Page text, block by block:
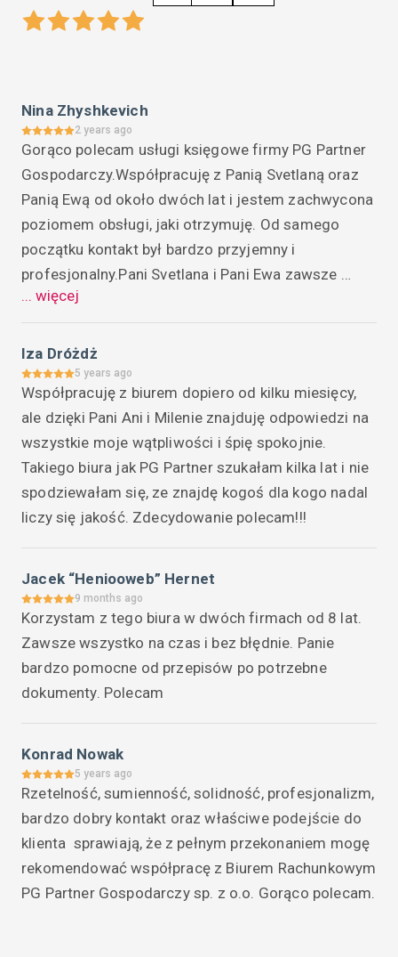
Nina Zhyshkevich
2 years ago
Gorąco polecam usługi księgowe firmy PG Partner
Gospodarczy.Współpracuję z Panią Svetlaną oraz
Panią Ewą od około dwóch lat i jestem zachwycona
poziomem obsługi, jaki otrzymuję. Od samego
początku kontakt był bardzo przyjemny i
profesjonalny.Pani Svetlana i Pani Ewa zawsze
dotrzymują terminów i rzetelnie wykonują swoje
sprawie i zawsze otrzymuję wyczerpujące
odpowiedzi na wszystkie nurtujące mnie
pytania.Cenię sobie również ich kompetencję i
wiedzę merytoryczną. Czuję się bezpiecznie,
wiedząc, że moje finanse są w dobrych
rękach.Oprócz profesjonalizmu, Pani są również
bardzo miłe i uprzejme. Współpraca z nimi to
czysta przyjemność!Doceniam ich cierpliwość i
kwestii księgowych. Zawsze potrafią wyjaśnić
wszystko w prosty i zrozumiały sposób, co jest dla
mnie niezwykle ważne.Jeśli szukasz rzetelnej i
kompetentnej firmy księgowej, z czystym
sumieniem mogę polecić PG Partner Gospodarczy.
Jestem przekonana, że nie zawiodą się
komunikacjaKonkurencyjne cenyMożliwość
korzystania z usług online
... więcej
Iza Dróżdż
5 years ago
Współpracuję z biurem dopiero od kilku miesięcy,
ale dzięki Pani Ani i Milenie znajduję odpowiedzi na
wszystkie moje wątpliwości i śpię spokojnie.
Takiego biura jak PG Partner szukałam kilka lat i nie
spodziewałam się, ze znajdę kogoś dla kogo nadal
liczy się jakość. Zdecydowanie polecam!!!
Jacek “Heniooweb” Hernet
9 months ago
Korzystam z tego biura w dwóch firmach od 8 lat.
Zawsze wszystko na czas i bez błędnie. Panie
bardzo pomocne od przepisów po potrzebne
dokumenty. Polecam
Konrad Nowak
5 years ago
Rzetelność, sumienność, solidność, profesjonalizm,
bardzo dobry kontakt oraz właściwe podejście do
klienta  sprawiają, że z pełnym przekonaniem mogę
rekomendować współpracę z Biurem Rachunkowym
PG Partner Gospodarczy sp. z o.o. Gorąco polecam.